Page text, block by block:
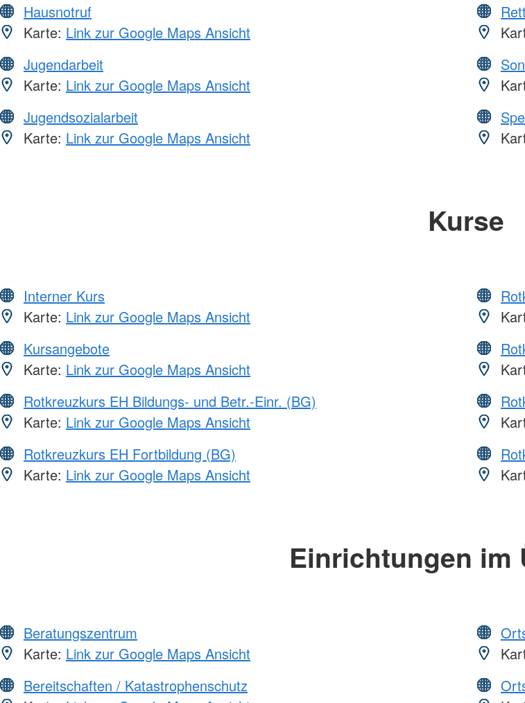
Hausnotruf
Karte: Link zur Google Maps Ansicht
Jugendarbeit
Karte: Link zur Google Maps Ansicht
Jugendsozialarbeit
Karte: Link zur Google Maps Ansicht
Kurse
Interner Kurs
Karte: Link zur Google Maps Ansicht
Kursangebote
Karte: Link zur Google Maps Ansicht
Rotkreuzkurs EH Bildungs- und Betr.-Einr. (BG)
Karte: Link zur Google Maps Ansicht
Rotkreuzkurs EH Fortbildung (BG)
Karte: Link zur Google Maps Ansicht
Einrichtungen im
Beratungszentrum
Karte: Link zur Google Maps Ansicht
Bereitschaften / Katastrophenschutz